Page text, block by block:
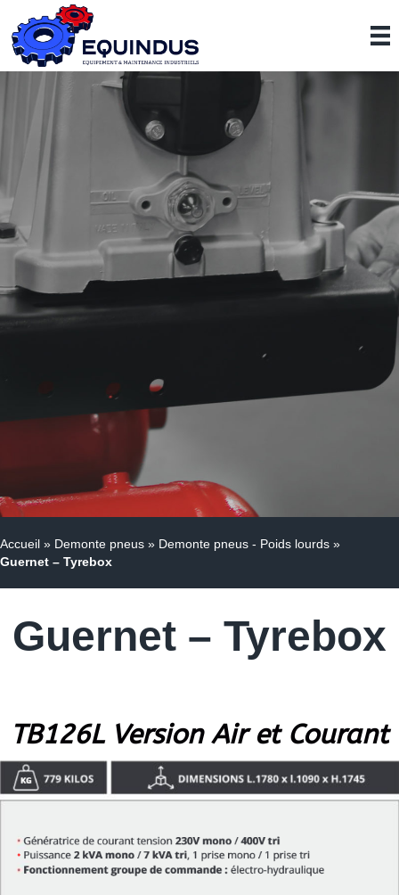
Accueil » Demonte pneus » Demonte pneus - Poids lourds »
Guernet – Tyrebox
Guernet – Tyrebox
TB126L Version Air et Courant